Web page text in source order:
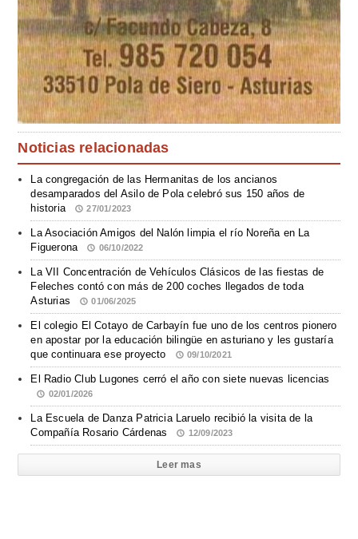
Noticias relacionadas
La congregación de las Hermanitas de los ancianos
desamparados del Asilo de Pola celebró sus 150 años de
historia
27/01/2023
La Asociación Amigos del Nalón limpia el río Noreña en La
Figuerona
06/10/2022
La VII Concentración de Vehículos Clásicos de las fiestas de
Feleches contó con más de 200 coches llegados de toda
Asturias
01/06/2025
El colegio El Cotayo de Carbayín fue uno de los centros pionero
en apostar por la educación bilingüe en asturiano y les gustaría
que continuara ese proyecto
09/10/2021
El Radio Club Lugones cerró el año con siete nuevas licencias
02/01/2026
La Escuela de Danza Patricia Laruelo recibió la visita de la
Compañía Rosario Cárdenas
12/09/2023
Leer mas